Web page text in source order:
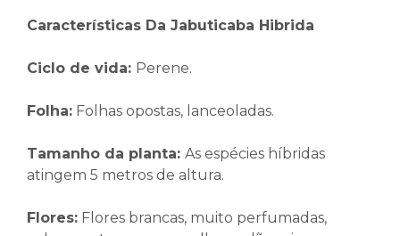
Características Da Jabuticaba Hibrida
Ciclo de vida: Perene.
Folha: Folhas opostas, lanceoladas.
Tamanho da planta: As espécies híbridas
atingem 5 metros de altura.
Flores: Flores brancas, muito perfumadas,